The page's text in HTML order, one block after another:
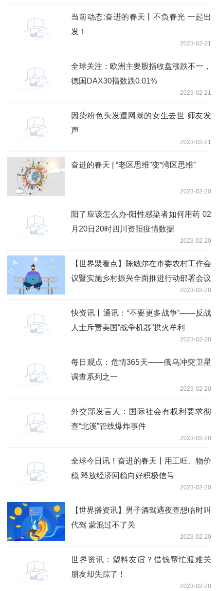
当前动态:奋进的春天丨不负春光 一起出
发！
2023-02-21
全球关注：欧洲主要股指收盘涨跌不一，
德国DAX30指数跌0.01%
2023-02-21
因染粉色头发遭网暴的女生去世 师友发
声
2023-02-21
奋进的春天 | “老区思维”变“湾区思维”
2023-02-20
阳了应该怎么办-阳性感染者如何用药 02
月20日20时四川资阳疫情数据
2023-02-20
【世界聚看点】陈敏尔在市委农村工作会
议暨实施乡村振兴全面推进行动部署会议
上强调 深入贯彻落实加快建设农业强国
战略部署 扎实实施乡村振兴全面推进行
动 张工主持并作工作部署 喻云林王常松
2023-02-20
快资讯丨通讯：“不要更多战争”——反战
人士斥责美国“战争机器”拱火牟利
2023-02-20
每日观点：危情365天——俄乌冲突卫星
调查系列之一
2023-02-20
外交部发言人：国际社会有权利要求彻
查“北溪”管线爆炸事件
2023-02-20
全球今日讯！奋进的春天丨用工旺、物价
稳 释放经济回稳向好积极信号
2023-02-20
【世界播资讯】男子酒驾遇夜查想临时叫
代驾 蒙混过不了关
2023-02-20
世界资讯：塑料友谊？借钱帮忙渡难关
朋友却失踪了！
2023-02-20